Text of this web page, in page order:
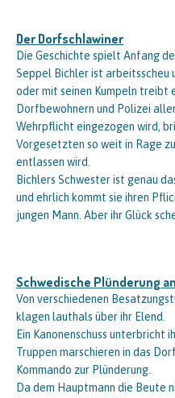
Der Dorfschlawiner
Die Geschichte spielt Anfang
Seppel Bichler ist arbeitsscheu
oder mit seinen Kumpeln treibt
Dorfbewohnern und Polizei
Wehrpflicht eingezogen wird,
Vorgesetzten so weit in Rage
entlassen wird.
Bichlers Schwester ist genau
und ehrlich kommt sie ihren
jungen Mann. Aber ihr Glück
Schwedische Plünderung
Von verschiedenen
klagen lauthals über ihr Elend.
Ein Kanonenschuss unterbricht
Truppen marschieren in das
Kommando zur Plünderung.
Da dem Hauptmann die Beute